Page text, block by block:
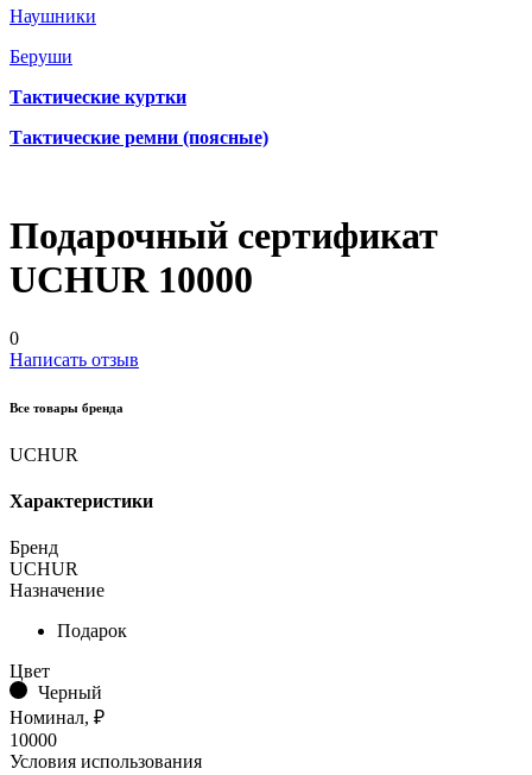
Наушники
Беруши
Тактические куртки
Тактические ремни (поясные)
Подарочный сертификат
UCHUR 10000
0
Написать отзыв
Все товары бренда
UCHUR
Характеристики
Бренд
UCHUR
Назначение
Подарок
Цвет
Черный
Номинал, ₽
10000
Условия использования